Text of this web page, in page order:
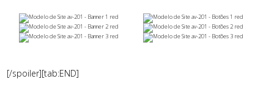
[/spoiler][tab:END]